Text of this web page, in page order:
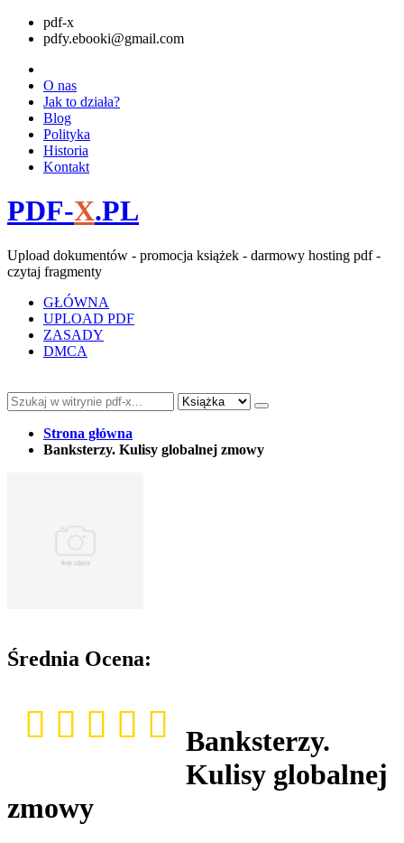
pdf-x
pdfy.ebooki@gmail.com
O nas
Jak to działa?
Blog
Polityka
Historia
Kontakt
PDF-X.PL
Upload dokumentów - promocja książek - darmowy hosting pdf -
czytaj fragmenty
GŁÓWNA
UPLOAD PDF
ZASADY
DMCA
Strona główna
Banksterzy. Kulisy globalnej zmowy
Średnia Ocena:
Banksterzy.
Kulisy globalnej
zmowy